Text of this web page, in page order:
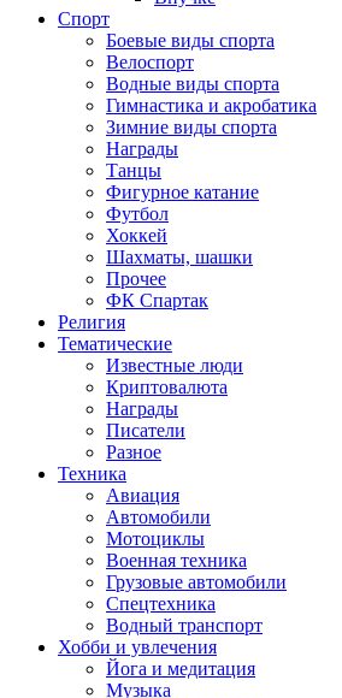
Спорт
Боевые виды спорта
Велоспорт
Водные виды спорта
Гимнастика и акробатика
Зимние виды спорта
Награды
Танцы
Фигурное катание
Футбол
Хоккей
Шахматы, шашки
Прочее
ФК Спартак
Религия
Тематические
Известные люди
Криптовалюта
Награды
Писатели
Разное
Техника
Авиация
Автомобили
Мотоциклы
Военная техника
Грузовые автомобили
Спецтехника
Водный транспорт
Хобби и увлечения
Йога и медитация
Музыка